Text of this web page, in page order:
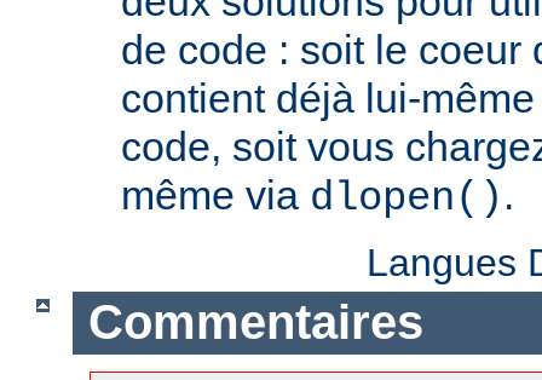
de code : soit le coeur
contient déjà lui-
code, soit vous
même via dlopen() .
Langues
Commentaires